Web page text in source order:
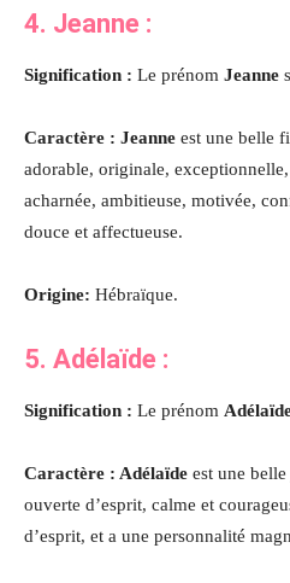
4. Jeanne :
Signification : Le prénom Jeanne
Caractère : Jeanne est une belle
adorable, originale,
acharnée, ambitieuse, motivée,
douce et affectueuse.
Origine: Hébraïque.
5. Adélaïde :
Signification : Le prénom
Caractère : Adélaïde est une
ouverte d’esprit, calme et
d’esprit, et a une personnalité